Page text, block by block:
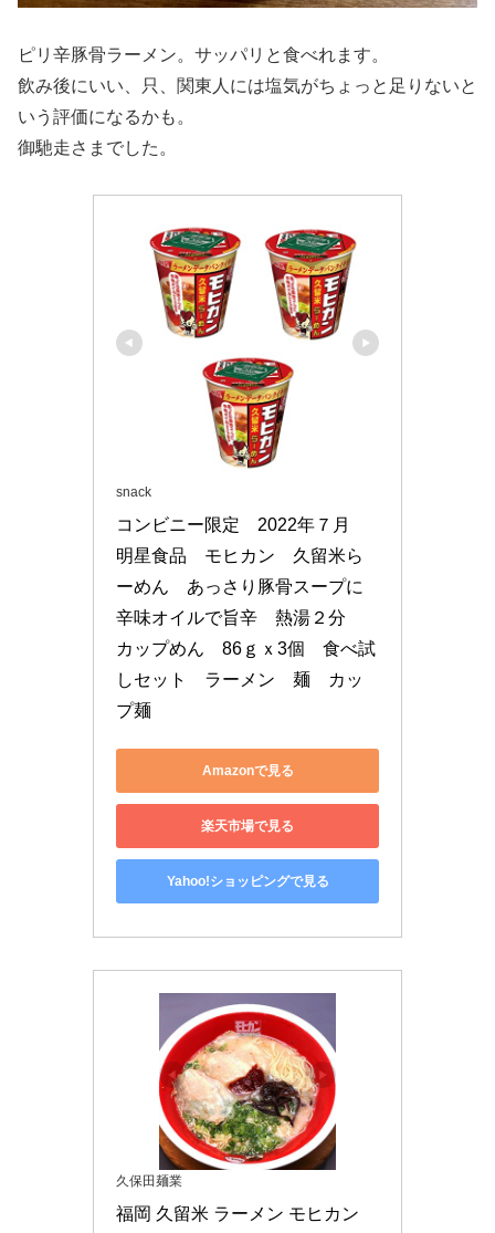
ピリ辛豚骨ラーメン。サッパリと食べれます。
飲み後にいい、只、関東人には塩気がちょっと足りないと
いう評価になるかも。
御馳走さまでした。
snack
コンビニー限定　2022年７月
明星食品　モヒカン　久留米ら
ーめん　あっさり豚骨スープに
辛味オイルで旨辛　熱湯２分
カップめん　86ｇｘ3個　食べ試
しセット　ラーメン　麺　カッ
プ麺
Amazonで見る
楽天市場で見る
Yahoo!ショッピングで見る
久保田麺業
福岡 久留米 ラーメン モヒカン